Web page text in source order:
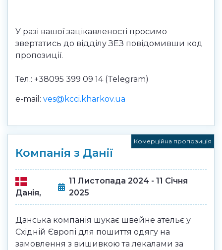
У разі вашої зацікавленості просимо
звертатись до відділу ЗЕЗ повідомивши код
пропозиції.
Тел.: +38095 399 09 14 (Telegram)
e-mail: ves@kcci.kharkov.ua
Компанія з Данії
Комерційна пропозиція
Данія,
11 Листопада 2024 - 11 Січня
2025
Данська компанія шукає швейне ательє у
Східній Європі для пошиття одягу на
замовлення з вишивкою та лекалами за